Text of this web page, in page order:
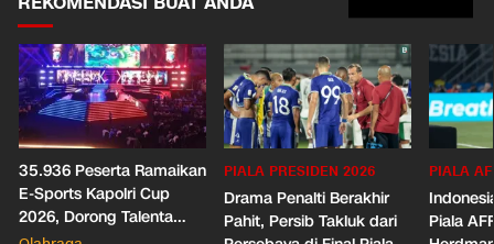
35.936 Peserta Ramaikan
E-Sports Kapolri Cup
2026, Dorong Talenta
PIALA PRESIDEN 2026
Drama Penalti Berakhir
Pahit, Persib Takluk dari
PIALA
Piala